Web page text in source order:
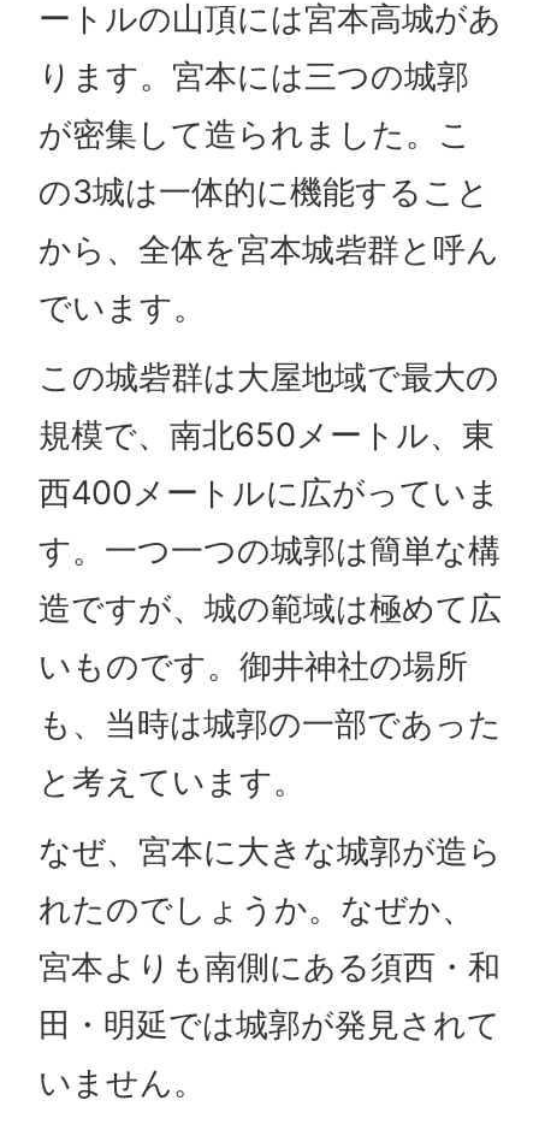
ートルの山頂には宮本高城があ
ります。宮本には三つの城郭
が密集して造られました。こ
の3城は一体的に機能すること
から、全体を宮本城砦群と呼ん
でいます。
この城砦群は大屋地域で最大の
規模で、南北650メートル、東
西400メートルに広がっていま
す。一つ一つの城郭は簡単な構
造ですが、城の範域は極めて広
いものです。御井神社の場所
も、当時は城郭の一部であった
と考えています。
なぜ、宮本に大きな城郭が造ら
れたのでしょうか。なぜか、
宮本よりも南側にある須西・和
田・明延では城郭が発見されて
いません。